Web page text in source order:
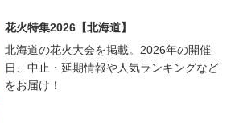
花火特集2026【北海道】
北海道の花火大会を掲載。2026年の開催
日、中止・延期情報や人気ランキングなど
をお届け！